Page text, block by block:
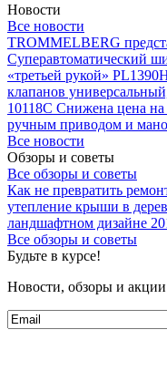
Новости
Все новости
TROMMELBERG
Суперавтоматический
«третьей рукой»
клапанов
10118C Снижена цена на
ручным приводом и
Все новости
Обзоры и советы
Все обзоры и советы
Как не превратить
утепление крыши в
ландшафтном дизайне
Все обзоры и советы
Будьте в курсе!
Новости, обзоры и акции